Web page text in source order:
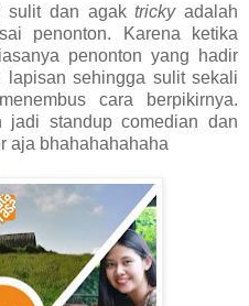
sulit dan agaktrickyadalah
penonton. Karena ketika
penonton yang hadir
sehingga sulit sekali
cara berpikirnya.
jadi standup comedian dan
aja bhahahahahaha